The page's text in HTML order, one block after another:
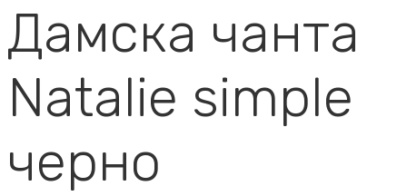
Дамска чанта
Natalie simple
черно